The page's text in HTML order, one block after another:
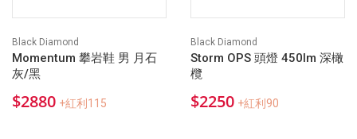
Black Diamond
Momentum 攀岩鞋 男 月石
灰/黑
$2880 +紅利115
Black Diamond
Storm OPS 頭燈 450lm 深橄
欖
$2250 +紅利90